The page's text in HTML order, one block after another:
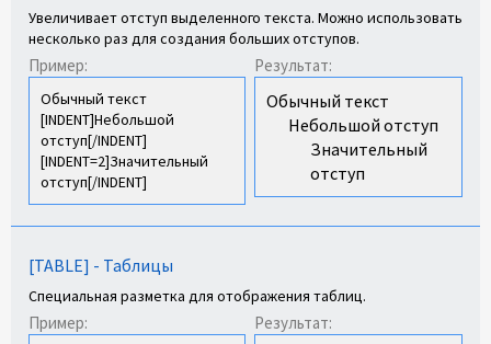
Увеличивает отступ выделенного текста. Можно использовать
несколько раз для создания больших отступов.
Пример:
Обычный текст
[INDENT]Небольшой
отступ[/INDENT]
[INDENT=2]Значительный
отступ[/INDENT]
Результат:
Обычный текст
Небольшой отступ​
Значительный
отступ​
[TABLE] - Таблицы
Специальная разметка для отображения таблиц.
Пример: Результат: